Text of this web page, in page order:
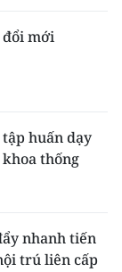
đổi mới
huấn dạy
khoa thống
nhanh tiến
trú liên cấp